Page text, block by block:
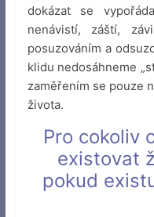
dokázat se
nenávistí, záští,
posuzováním a
klidu nedosáhneme
zaměřením se pouze
života.
Pro cokoliv
existovat
pokud